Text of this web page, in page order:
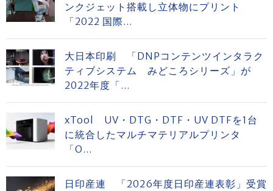
ンクジェット搭載し立体物にプリント
「2022 国際...
大日本印刷 「DNPコンテンツインタラク
ティブシステム みどころシリーズ」が
2022年度「...
xTool UV・DTG・DTF・UV DTFを1台
に統合したマルチマテリアルプリンタ
「O...
日印産連 「2026年度日印産連表彰」受賞